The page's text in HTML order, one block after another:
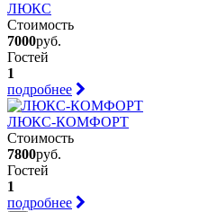
ЛЮКС
Стоимость
7000руб.
Гостей
1
подробнее
ЛЮКС-КОМФОРТ
Стоимость
7800руб.
Гостей
1
подробнее